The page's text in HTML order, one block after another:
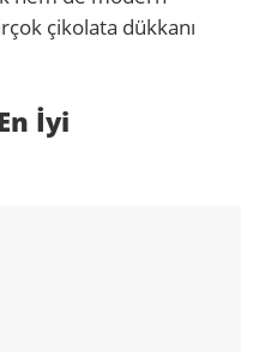
çikolata dükkanı
İyi